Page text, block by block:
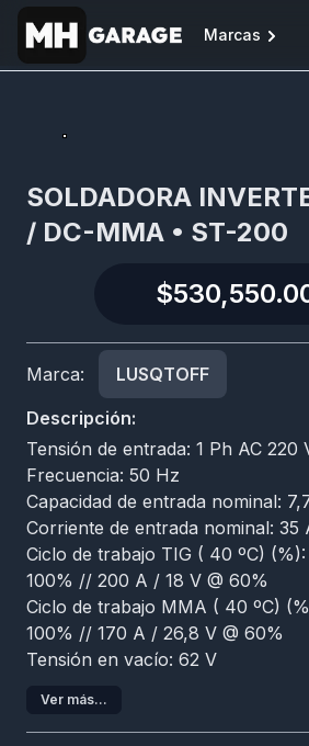
Marcas
SOLDADORA
/ DC-MMA • ST-200
Marca:
LUSQTOFF
Descripción:
Tensión de entrada: 1 Ph AC 220
Frecuencia: 50 Hz
Capacidad de entrada nominal:
Corriente de entrada nominal: 35
Ciclo de trabajo TIG ( 40 ºC)
100% // 200 A / 18 V @ 60%
Ciclo de trabajo MMA ( 40 ºC)
100% // 170 A / 26,8 V @ 60%
Tensión en vacío: 62 V
Ver más...